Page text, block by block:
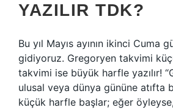
YAZILIR TDK?
Bu yıl Mayıs ayının ikinci Cuma
gidiyoruz. Gregoryen takvimi
takvimi ise büyük harfle yazılır!
ulusal veya dünya gününe atıfta
küçük harfle başlar; eğer